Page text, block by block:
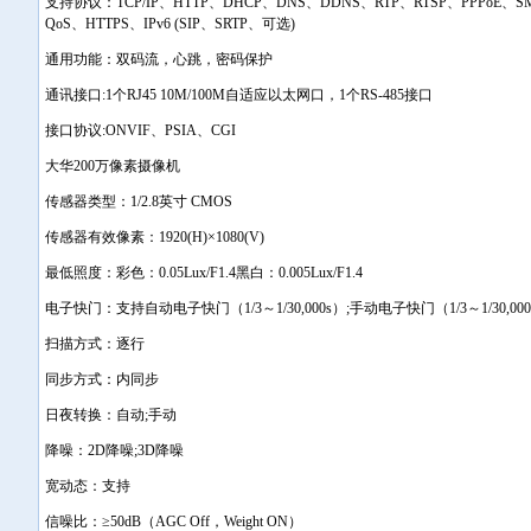
QoS、HTTPS、IPv6 (SIP、SRTP、可选)
通用功能：双码流，心跳，密码保护
通讯接口:1个RJ45 10M/100M自适应以太网口，1个RS-485接口
接口协议:ONVIF、PSIA、CGI
大华200万像素摄像机
传感器类型：1/2.8英寸 CMOS
传感器有效像素：1920(H)×1080(V)
最低照度：彩色：0.05Lux/F1.4黑白：0.005Lux/F1.4
电子快门：支持自动电子快门（1/3～1/30,000s）;手动电子快门（1/3～1/
扫描方式：逐行
同步方式：内同步
日夜转换：自动;手动
降噪：2D降噪;3D降噪
宽动态：支持
信噪比：≥50dB（AGC Off，Weight ON）